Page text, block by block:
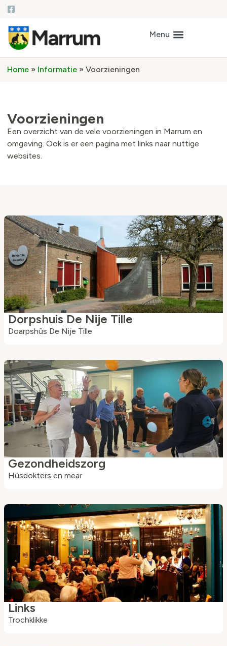
Home » Informatie » Voorzieningen
Voorzieningen
Een overzicht van de vele voorzieningen in Marrum en
omgeving. Ook is er een pagina met links naar nuttige
websites.
Dorpshuis De Nije Tille
Doarpshûs De Nije Tille
Gezondheidszorg
Húsdokters en mear
Links
Trochklikke